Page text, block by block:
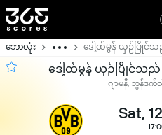
ဘောလုံး ဒေါ့ထ်မွန် ယှဉ်ပြိုင်
ဒေါ့ထ်မွန် ယှဉ်ပြိုင်သ
ဂျာမနီ, ဘွန်ဒက်လီ
Sat,